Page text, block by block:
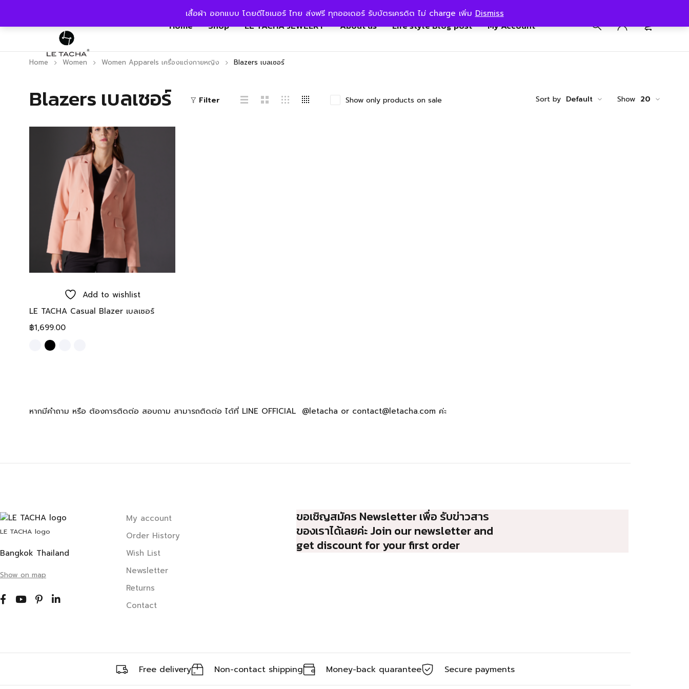
เสื้อผ้า ออกแบบ โดยดีไซเนอร์ ไทย ส่งฟรี ทุกออเดอร์ รับบัตรเครดิต ไม่ charge เพิ่ม Dismiss
Home Shop LE TACHA JEWELRY About us Life style Blog post My Account
Blazers เบลเซอร์
Home Women Women Apparels เครื่องแต่งกายหญิง Blazers เบลเซอร์
Filter Sort by Default
Show only products on sale Show 20
Add to wishlist
LE TACHA Casual Blazer เบลเซอร์
฿1,699.00
หากมีคำถาม หรือ ต้องการติดต่อ สอบถาม สามารถติดต่อ ได้ที่ LINE OFFICIAL @letacha or contact@letacha.com ค่ะ
LE TACHA logo
Bangkok Thailand
Show on map
My account
Order History
Wish List
Newsletter
Returns
Contact
ขอเชิญสมัคร Newsletter เพื่อ รับข่าวสาร
ของเราได้เลยค่ะ Join our newsletter and
get discount for your first order
Free delivery Non-contact shipping Money-back quarantee Secure payments